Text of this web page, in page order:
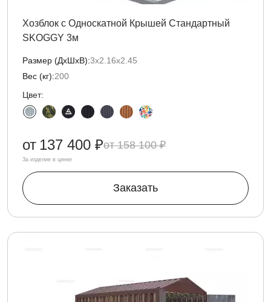
Хозблок с Односкатной Крышей Стандартный
SKOGGY 3м
Размер (ДxШxВ):3х2.16х2.45
Вес (кг):200
Цвет:
158 100 ₽
от 137 400 ₽
За изделие в цинке
Заказать